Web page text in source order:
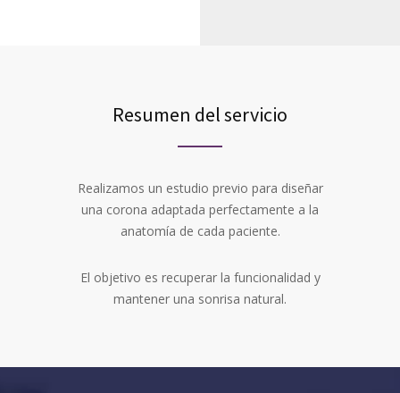
Resumen del servicio
Realizamos un estudio previo para diseñar
una corona adaptada perfectamente a la
anatomía de cada paciente.
El objetivo es recuperar la funcionalidad y
mantener una sonrisa natural.